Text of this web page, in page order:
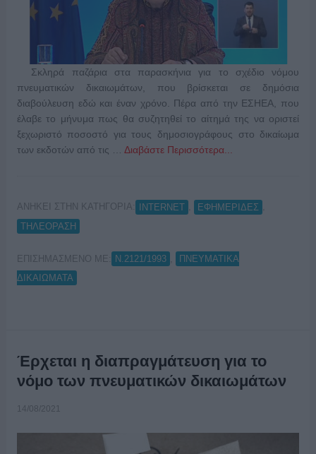
Σκληρά παζάρια στα παρασκήνια για το σχέδιο νόμου
πνευματικών δικαιωμάτων, που βρίσκεται σε δημόσια
διαβούλευση εδώ και έναν χρόνο. Πέρα από την ΕΣΗΕΑ, που
έλαβε το μήνυμα πως θα συζητηθεί το αίτημά της να οριστεί
ξεχωριστό ποσοστό για τους δημοσιογράφους στο δικαίωμα
των εκδοτών από τις … Διαβάστε Περισσότερα...
ΑΝΗΚΕΙ ΣΤΗΝ ΚΑΤΗΓΟΡΙΑ: INTERNET ΕΦΗΜΕΡΙΔΕΣ
ΤΗΛΕΟΡΑΣΗ
ΕΠΙΣΗΜΑΣΜΕΝΟ ΜΕ: Ν.2121/1993
ΠΝΕΥΜΑΤΙΚΑ
ΔΙΚΑΙΩΜΑΤΑ
Έρχεται η διαπραγμάτευση για το
νόμο των πνευματικών δικαιωμάτων
14/08/2021